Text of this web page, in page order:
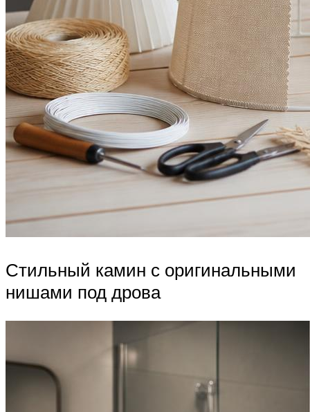
Стильный камин с оригинальными
нишами под дрова